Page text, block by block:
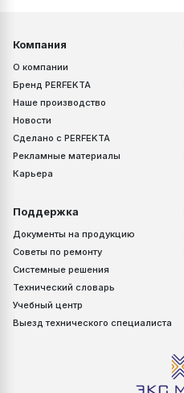
Компания
О компании
Бренд PERFEKTA
Наше производство
Новости
Сделано с PERFEKTA
Рекламные материалы
Карьера
Поддержка
Документы на продукцию
Советы по ремонту
Системные решения
Технический словарь
Учебный центр
Выезд технического специалиста